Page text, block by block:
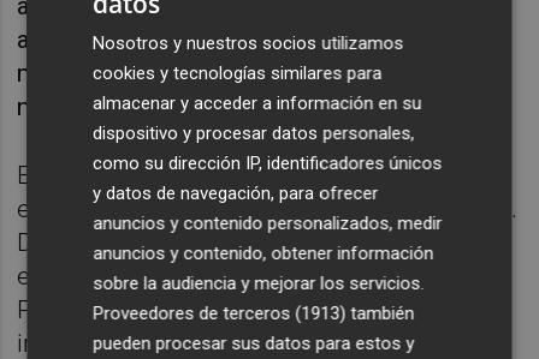
actividades especiales, descuentos en otros
museos y más asuntos que desvelarán
nuestros invitados
En este episodio vamos a hablar de qué es
eso de construir una amistad con un museo.
De los vínculos íntimos que pueden surgir
entre las entidades culturales y la población.
Pero también de cómo el arte apela a
individuos de diferentes generaciones. De
Nosotros y nuestros socios utilizamos
cookies y tecnologías similares para
almacenar y acceder a información en su
dispositivo y procesar datos personales,
como su dirección IP, identificadores únicos
y datos de navegación, para ofrecer
anuncios y contenido personalizados, medir
anuncios y contenido, obtener información
sobre la audiencia y mejorar los servicios.
Proveedores de terceros (1913) también
pueden procesar sus datos para estos y